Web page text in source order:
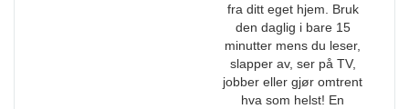
fra ditt eget hjem. Bruk
den daglig i bare 15
minutter mens du leser,
slapper av, ser på TV,
jobber eller gjør omtrent
hva som helst! En